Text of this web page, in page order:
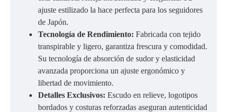
ajuste estilizado la hace perfecta para los seguidores
de Japón.
Tecnología de Rendimiento: Fabricada con tejido
transpirable y ligero, garantiza frescura y comodidad.
Su tecnología de absorción de sudor y elasticidad
avanzada proporciona un ajuste ergonómico y
libertad de movimiento.
Detalles Exclusivos: Escudo en relieve, logotipos
bordados y costuras reforzadas aseguran autenticidad